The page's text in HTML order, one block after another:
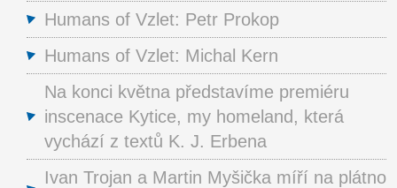
Humans of Vzlet: Petr Prokop
Humans of Vzlet: Michal Kern
Na konci května představíme premiéru
inscenace Kytice, my homeland, která
vychází z textů K. J. Erbena
Ivan Trojan a Martin Myšička míří na plátno